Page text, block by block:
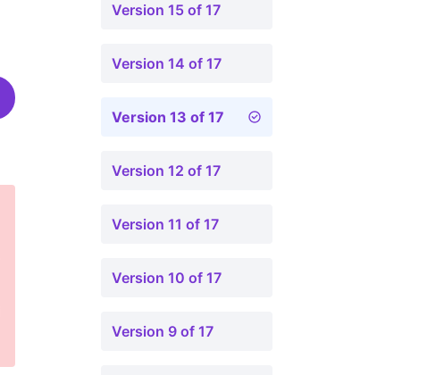
Version 15 of 17
Version 14 of 17
Version 13 of 17
Version 12 of 17
Version 11 of 17
Version 10 of 17
Version 9 of 17